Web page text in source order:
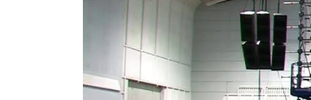
Fahrgeschwindigkeit max.
verkranbar